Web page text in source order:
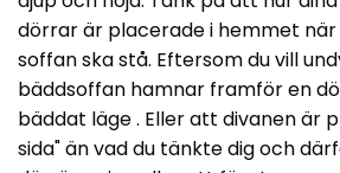
dörrar är placerade i hemmet
soffan ska stå. Eftersom du vill
bäddsoffan hamnar framför en
bäddat läge . Eller att divanen är
sida" än vad du tänkte dig och